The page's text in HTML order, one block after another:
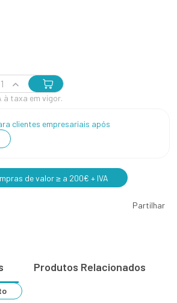
à taxa em vigor.
clientes empresariais após
de valor ≥ a 200€ + IVA
Partilhar
Produtos Relacionados